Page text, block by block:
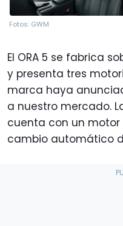
Fotos: GWM
El ORA 5 se fabrica
y presenta tres
marca haya
a nuestro mercado.
cuenta con un motor
cambio automático